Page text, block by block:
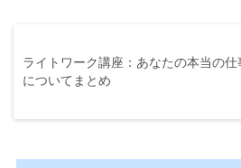
ライトワーク講座：あなたの本当の仕
についてまとめ